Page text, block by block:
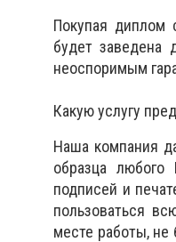
Покупая диплом
будет заведена
неоспоримым
Какую услугу
Наша компания
образца
подписей и
пользоваться
месте работы, не